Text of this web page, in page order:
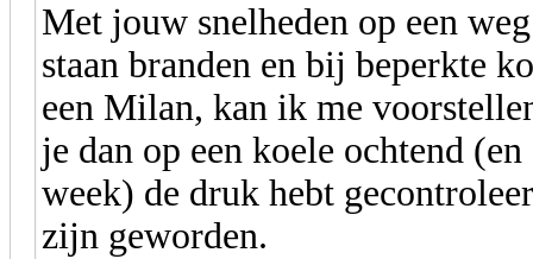
Met jouw snelheden op een
staan branden en bij beperkte
een Milan, kan ik me
je dan op een koele ochtend
week) de druk hebt
zijn geworden.